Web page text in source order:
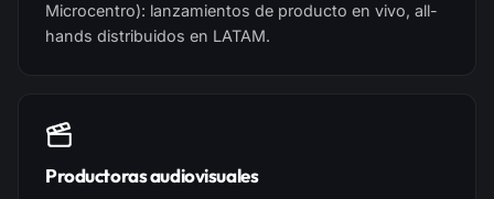
Microcentro): lanzamientos de producto en vivo, all-
hands distribuidos en LATAM.
Productoras audiovisuales